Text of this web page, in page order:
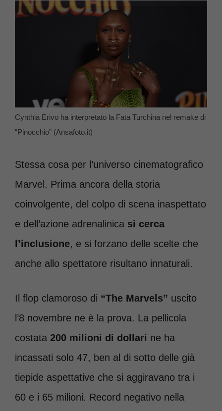
Cynthia Erivo ha interpretato la Fata Turchina nel remake di
“Pinocchio” (Ansafoto.it)
Stessa cosa per l’universo cinematografico
Marvel. Prima ancora della storia
coinvolgente, del colpo di scena inaspettato
e dell’azione adrenalinica si cerca
l’inclusione, e si forzano delle scelte che
anche allo spettatore risultano innaturali.
Il flop clamoroso di “The Marvels” uscito
l’8 novembre ne è la prova. La pellicola
costata 200 milioni di dollari ne ha
incassati solo 47, ben al di sotto delle già
tiepide aspettative che si aggiravano tra i
60 e i 65 milioni. Record negativo nella